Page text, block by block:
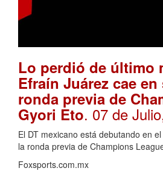
Lo perdió de último
Efraín Juárez cae
ronda previa de
Gyori Eto. 07 de
El DT mexicano está debutando en
la ronda previa de Champions
Foxsports.com.mx